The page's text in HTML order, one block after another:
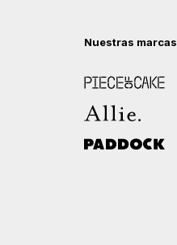
Nuestras marcas
Piece of Cake
Allie
Paddock